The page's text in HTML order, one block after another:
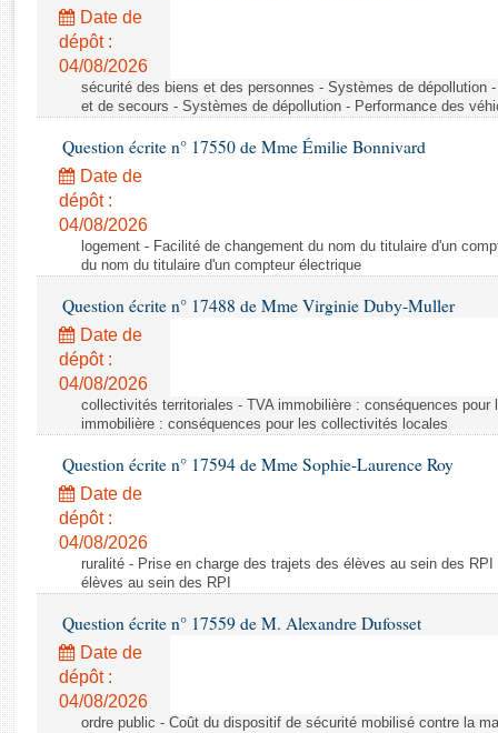
Rapports législatifs
Rapports sur l'application des lois
Baromètre de l’application des lois
Dossiers législatifs
Budget et sécurité sociale
Questions écrites et orales
Comptes rendus des débats
Date de
dépôt :
04/08/2026
sécurité des biens et des personnes - Systèmes de dépollution
et de secours - Systèmes de dépollution - Performance des
Question écrite n° 17550 de Mme Émilie Bonnivard
Date de
dépôt :
04/08/2026
logement - Facilité de changement du nom du titulaire d'un
du nom du titulaire d'un compteur électrique
Question écrite n° 17488 de Mme Virginie Duby-Muller
Date de
dépôt :
04/08/2026
collectivités territoriales - TVA immobilière : conséquences
immobilière : conséquences pour les collectivités locales
Question écrite n° 17594 de Mme Sophie-Laurence Roy
Date de
dépôt :
04/08/2026
ruralité - Prise en charge des trajets des élèves au sein des
élèves au sein des RPI
Question écrite n° 17559 de M. Alexandre Dufosset
Date de
dépôt :
04/08/2026
ordre public - Coût du dispositif de sécurité mobilisé contre la